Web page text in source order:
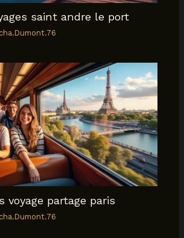
saint andre le port
voyage partage paris